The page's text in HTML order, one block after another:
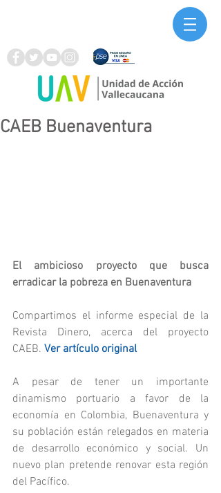
CAEB Buenaventura
El ambicioso proyecto que busca
erradicar la pobreza en Buenaventura
Compartimos el informe especial de la
Revista Dinero, acerca del proyecto
CAEB. Ver artículo original
A pesar de tener un importante
dinamismo portuario a favor de la
economía en Colombia, Buenaventura y
su población están relegados en materia
de desarrollo económico y social. Un
nuevo plan pretende renovar esta región
del Pacífico.